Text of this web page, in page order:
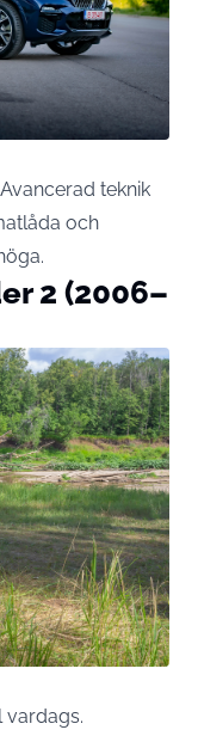
teknik
och
2 (2006–
vardags.